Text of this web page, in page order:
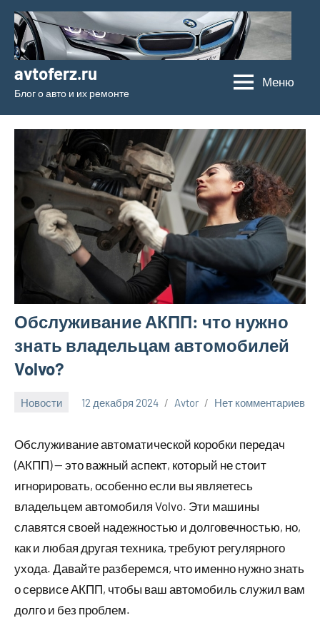
Перейти
содержимому
avtoferz.ru
Блог о авто и их ремонте
Меню
Обслуживание АКПП: что нужно
знать владельцам автомобилей
Volvo?
Новости 12 декабря 2024 Avtor Нет комментариев
Обслуживание автоматической коробки передач
(АКПП) — это важный аспект, который не стоит
игнорировать, особенно если вы являетесь
владельцем автомобиля Volvo. Эти машины
славятся своей надежностью и долговечностью, но,
как и любая другая техника, требуют регулярного
ухода. Давайте разберемся, что именно нужно знать
о сервисе АКПП, чтобы ваш автомобиль служил вам
долго и без проблем.